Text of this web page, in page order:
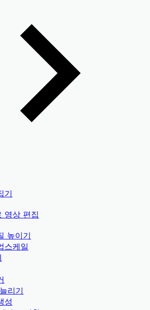
기
영상 편집
높이기
스케일
리기
성